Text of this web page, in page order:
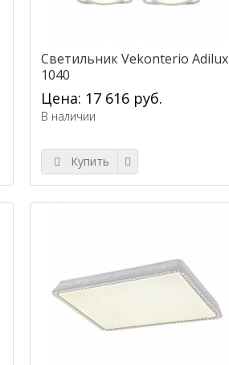
Светильник Vekonterio Adilux
1040
Цена: 17 616 руб.
В наличии
Купить